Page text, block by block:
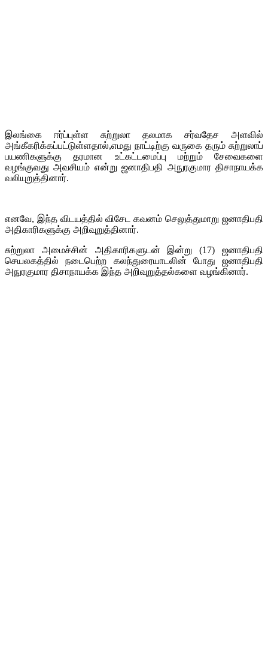
இலங்கை ஈர்ப்புள்ள சுற்றுலா தலமாக சர்வதேச அளவில்
அங்கீகரிக்கப்பட்டுள்ளதால்,எமது நாட்டிற்கு வருகை தரும் சுற்றுலாப்
பயணிகளுக்கு தரமான உட்கட்டமைப்பு மற்றும் சேவைகளை
வழங்குவது அவசியம் என்று ஜனாதிபதி அநுரகுமார திசாநாயக்க
வலியுறுத்தினார்.
எனவே, இந்த விடயத்தில் விசேட கவனம் செலுத்துமாறு ஜனாதிபதி
அதிகாரிகளுக்கு அறிவுறுத்தினார்.
சுற்றுலா அமைச்சின் அதிகாரிகளுடன் இன்று (17) ஜனாதிபதி
செயலகத்தில் நடைபெற்ற கலந்துரையாடலின் போது ஜனாதிபதி
அநுரகுமார திசாநாயக்க இந்த அறிவுறுத்தல்களை வழங்கினார்.